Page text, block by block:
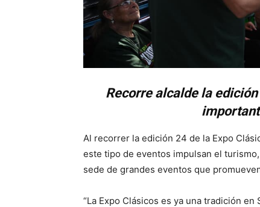
Recorre alcalde la
Al recorrer la edición 24 de la Expo
este tipo de eventos impulsan el
sede de grandes eventos que
“La Expo Clásicos es ya una tradición